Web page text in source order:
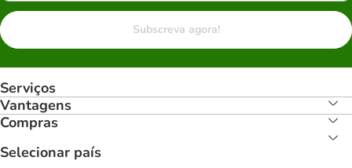
Subscreva agora!
Serviços
Vantagens
Compras
Selecionar país